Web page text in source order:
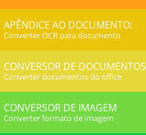
APÊNDICE AO DOCUMENTO:
Converter OCR para documento
CONVERSOR DE DOCUMENTOS
Converter documentos do office
CONVERSOR DE IMAGEM
Converter formato de imagem